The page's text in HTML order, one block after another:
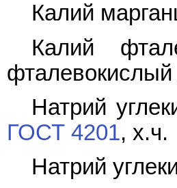
Калий
Калий
Натрий
ГОСТ 4201, х.ч.
Натрий